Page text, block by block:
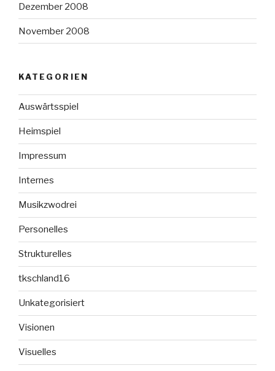
Dezember 2008
November 2008
KATEGORIEN
Auswärtsspiel
Heimspiel
Impressum
Internes
Musikzwodrei
Personelles
Strukturelles
tkschland16
Unkategorisiert
Visionen
Visuelles